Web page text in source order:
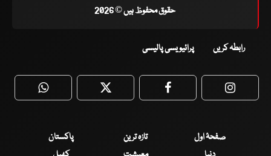
حقوق محفوظ ہیں © 2026
رابطہ کریں پرائیویسی پالیسی
WhatsApp Twitter Facebook
صفحۂ اول تازہ ترین
پاکستان